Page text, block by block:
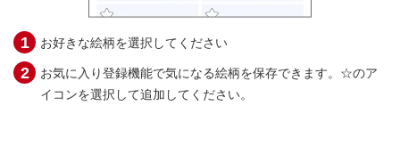
お好きな絵柄を選択してください
お気に入り登録機能で気になる絵柄を保存できます。☆のア
イコンを選択して追加してください。